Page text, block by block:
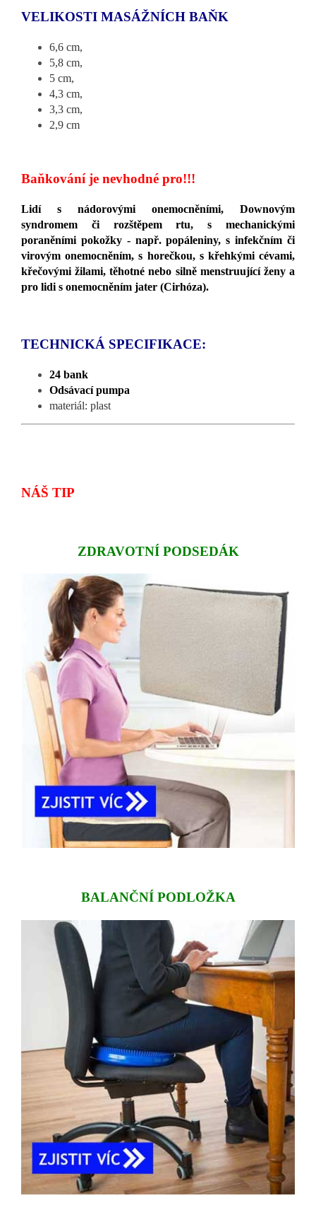
VELIKOSTI MASÁŽNÍCH BAŇK
6,6 cm,
5,8 cm,
5 cm,
4,3 cm,
3,3 cm,
2,9 cm
Baňkování je nevhodné pro!!!
Lidí s nádorovými onemocněními, Downovým
syndromem či rozštěpem rtu, s mechanickými
poraněními pokožky - např. popáleniny, s infekčním či
virovým onemocněním, s horečkou, s křehkými cévami,
křečovými žilami, těhotné nebo silně menstruující ženy a
pro lidi s onemocněním jater (Cirhóza).
TECHNICKÁ SPECIFIKACE:
24 bank
Odsávací pumpa
materiál: plast
NÁŠ TIP
ZDRAVOTNÍ PODSEDÁK
BALANČNÍ PODLOŽKA